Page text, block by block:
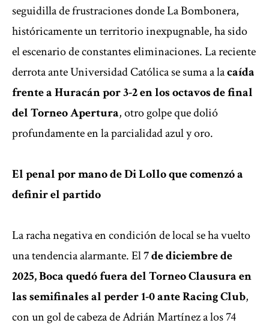
seguidilla de frustraciones donde La Bombonera,
históricamente un territorio inexpugnable, ha sido
el escenario de constantes eliminaciones. La reciente
derrota ante Universidad Católica se suma a lacaída
frente a Huracán por 3-2 en los octavos de final
del Torneo Apertura, otro golpe que dolió
profundamente en la parcialidad azul y oro.
El penal por mano de Di Lollo que comenzó a
definir el partido
La racha negativa en condición de local se ha vuelto
una tendencia alarmante. El7 de diciembre de
2025, Boca quedó fuera del Torneo Clausura en
las semifinales al perder 1-0 ante Racing Club,
con un gol de cabeza de Adrián Martínez a los 74